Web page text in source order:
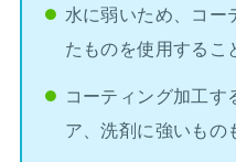
水に弱いため、コー
たものを使用するこ
コーティング加工す
ア、洗剤に強いもの